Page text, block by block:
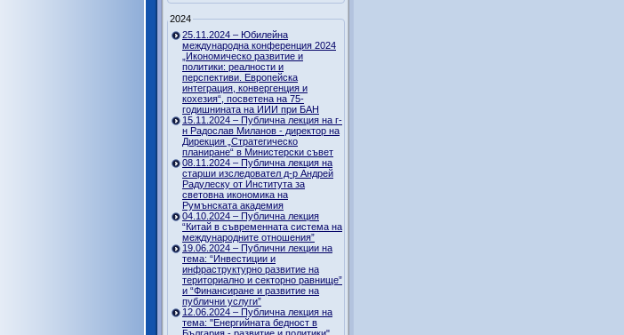
2024
25.11.2024 – Юбилейна
международна конференция 2024
„Икономическо развитие и
политики: реалности и
перспективи. Европейска
интеграция, конвергенция и
кохезия“, посветена на 75-
годишнината на ИИИ при БАН
15.11.2024 – Публична лекция на г-
н Радослав Миланов - директор на
Дирекция „Стратегическо
планиране“ в Министерски съвет
08.11.2024 – Публична лекция на
старши изследовател д-р Андрей
Радулеску от Института за
световна икономика на
Румънската академия
04.10.2024 – Публична лекция
“Китай в съвременната система на
международните отношения”
19.06.2024 – Публични лекции на
тема: “Инвестиции и
инфраструктурно развитие на
териториално и секторно равнище”
и “Финансиране и развитие на
публични услуги”
12.06.2024 – Публична лекция на
тема: "Енергийната бедност в
България - развитие и политики"